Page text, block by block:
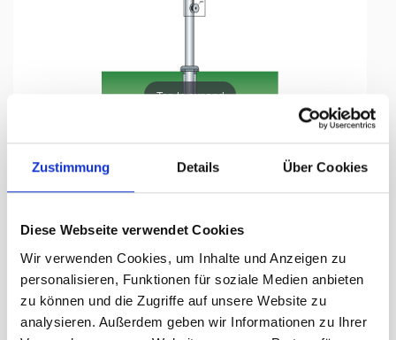
Zustimmung Details Über Cookies
Diese Webseite verwendet Cookies
Wir verwenden Cookies, um Inhalte und Anzeigen zu
personalisieren, Funktionen für soziale Medien anbieten
zu können und die Zugriffe auf unsere Website zu
analysieren. Außerdem geben wir Informationen zu Ihrer
Tap to expand
Hissvorrichtung mit Kurbel, Ø 76/51
mm